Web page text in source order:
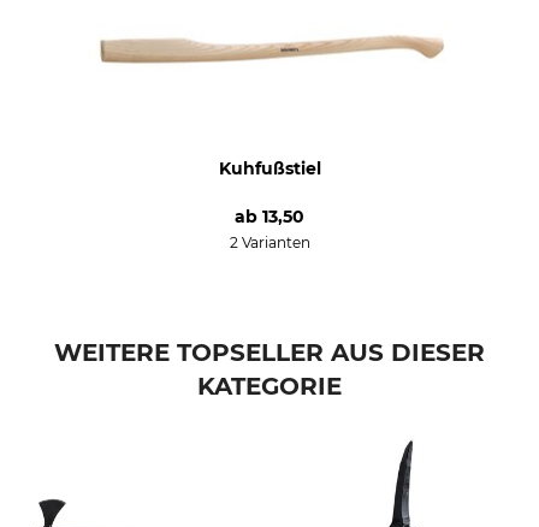
Kuhfußstiel
ab 13,50
2 Varianten
WEITERE TOPSELLER AUS DIESER
KATEGORIE